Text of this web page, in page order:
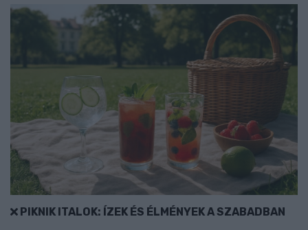
PIKNIK ITALOK: ÍZEK ÉS ÉLMÉNYEK A SZABADBAN